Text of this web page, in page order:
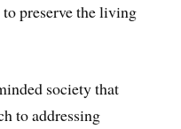
preserve the living
society that
to addressing